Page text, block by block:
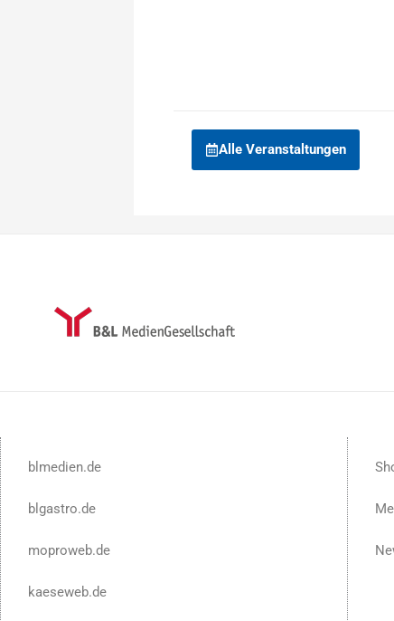
Alle Veranstaltungen
blmedien.de
blgastro.de
moproweb.de
kaeseweb.de